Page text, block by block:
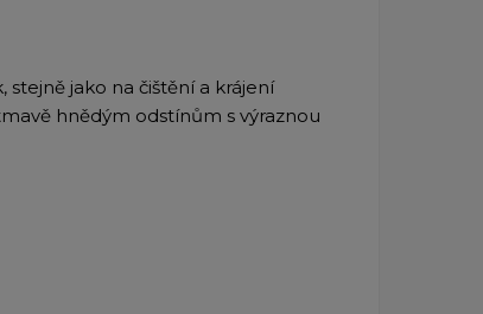
jako na čištění a krájení
hnědým odstínům s výraznou